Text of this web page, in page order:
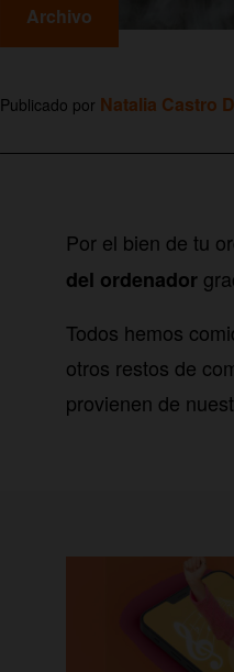
Archivo
Publicado por Natalia Castro
Por el bien de tu
del ordenador
Todos hemos
otros restos de
provienen de